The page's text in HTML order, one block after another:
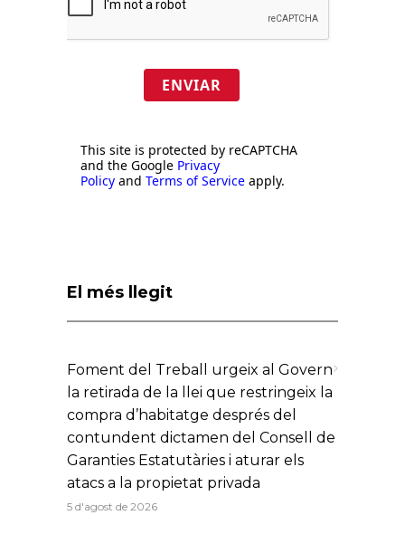
ENVIAR
This site is protected by reCAPTCHA
and the Google Privacy
Policy and Terms of Service apply.
El més llegit
Foment del Treball urgeix al Govern
la retirada de la llei que restringeix la
compra d’habitatge després del
contundent dictamen del Consell de
Garanties Estatutàries i aturar els
atacs a la propietat privada
5 d'agost de 2026